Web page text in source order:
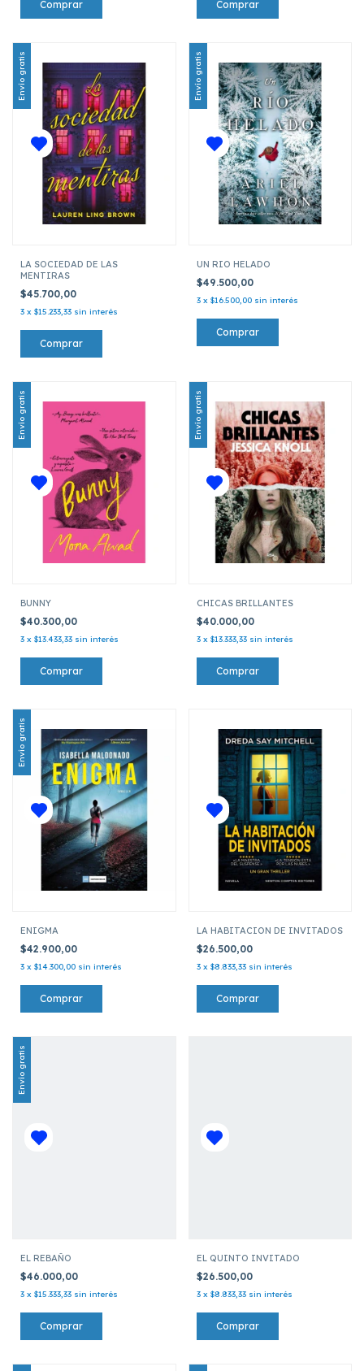
Envío gratis
LA SOCIEDAD DE LAS
MENTIRAS
$45.700,00
3 x $15.233,33 sin interés
Envío gratis
UN RIO HELADO
$49.500,00
3 x $16.500,00 sin interés
Envío gratis
BUNNY
$40.300,00
3 x $13.433,33 sin interés
Envío gratis
CHICAS BRILLANTES
$40.000,00
3 x $13.333,33 sin interés
Envío gratis
ENIGMA
$42.900,00
3 x $14.300,00 sin interés
LA HABITACION DE INVITADOS
$26.500,00
3 x $8.833,33 sin interés
Envío gratis
EL REBAÑO
$46.000,00
3 x $15.333,33 sin interés
EL QUINTO INVITADO
$26.500,00
3 x $8.833,33 sin interés